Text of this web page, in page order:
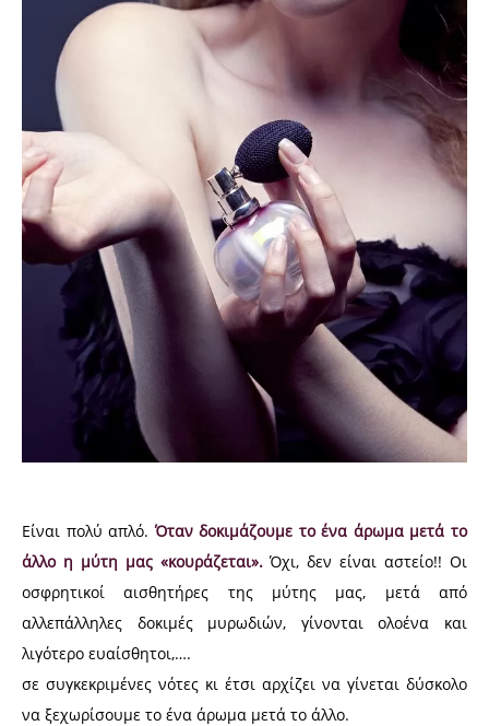
Είναι πολύ απλό. Όταν δοκιμάζουμε το ένα άρωμα μετά το
άλλο η μύτη μας «κουράζεται».Όχι, δεν είναι αστείο!! Οι
οσφρητικοί αισθητήρες της μύτης μας, μετά από
αλλεπάλληλες δοκιμές μυρωδιών, γίνονται ολοένα και
λιγότερο ευαίσθητοι,….
σε συγκεκριμένες νότες κι έτσι αρχίζει να γίνεται δύσκολο
να ξεχωρίσουμε το ένα άρωμα μετά το άλλο.